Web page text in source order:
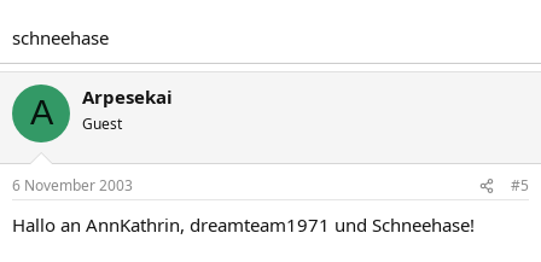
schneehase
A Arpesekai
Guest
6 November 2003 #5
Hallo an AnnKathrin, dreamteam1971 und Schneehase!